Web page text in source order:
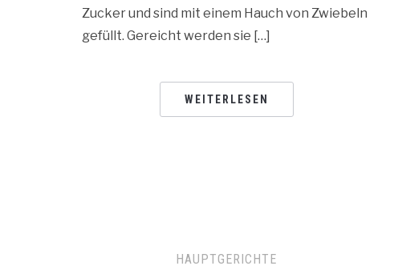
Zucker und sind mit einem Hauch von Zwiebeln
gefüllt. Gereicht werden sie […]
WEITERLESEN
HAUPTGERICHTE